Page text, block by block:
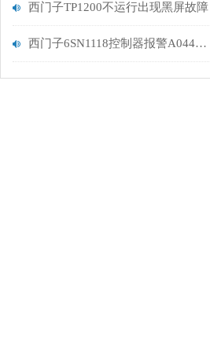
西门子TP1200不运行出现黑屏故障
西门子6SN1118控制器报警A044代码维修处理